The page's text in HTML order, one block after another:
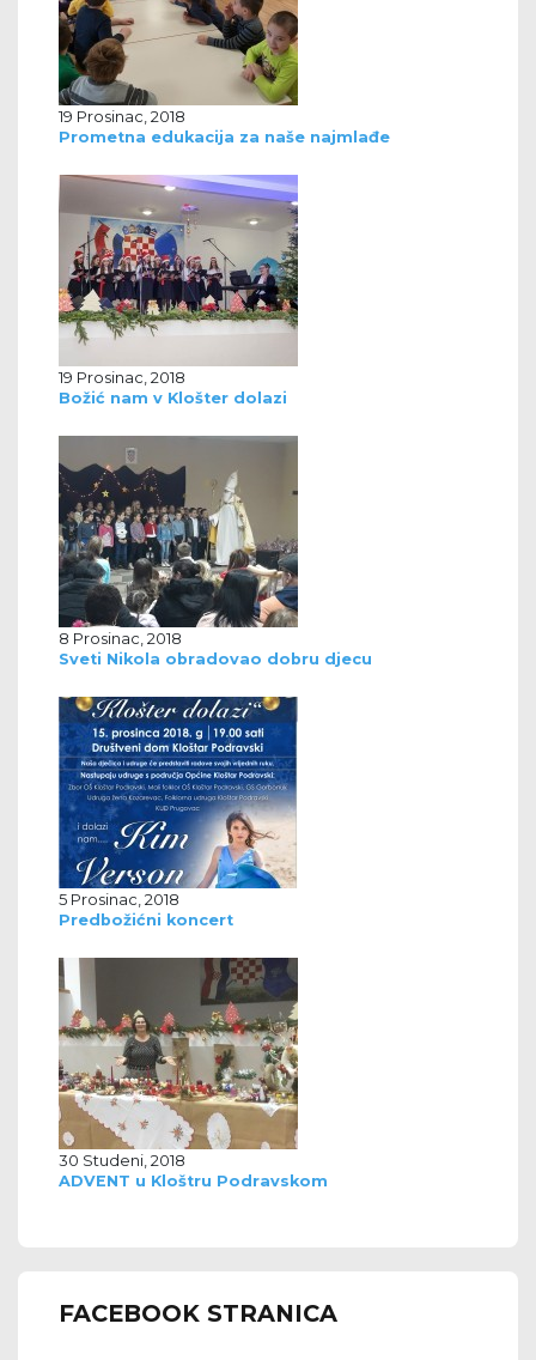
19 Prosinac, 2018
Prometna edukacija za naše najmlađe
19 Prosinac, 2018
Božić nam v Klošter dolazi
8 Prosinac, 2018
Sveti Nikola obradovao dobru djecu
5 Prosinac, 2018
Predbožićni koncert
30 Studeni, 2018
ADVENT u Kloštru Podravskom
FACEBOOK STRANICA